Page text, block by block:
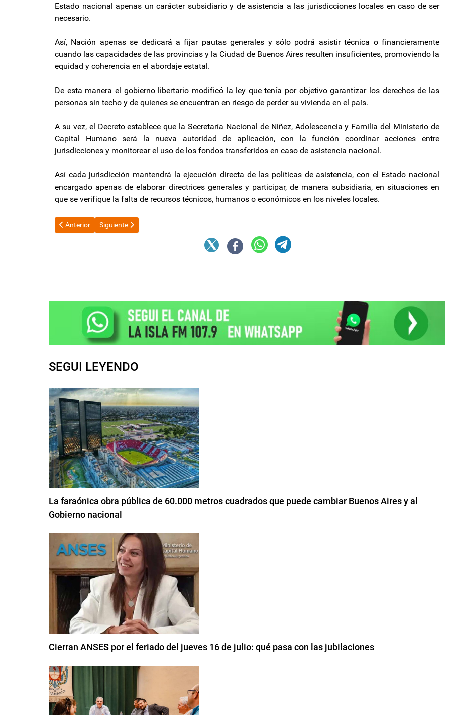
Estado nacional apenas un carácter subsidiario y de asistencia a las jurisdicciones locales en caso de ser
necesario.
Así, Nación apenas se dedicará a fijar pautas generales y sólo podrá asistir técnica o financieramente
cuando las capacidades de las provincias y la Ciudad de Buenos Aires resulten insuficientes, promoviendo la
equidad y coherencia en el abordaje estatal.
De esta manera el gobierno libertario modificó la ley que tenía por objetivo garantizar los derechos de las
personas sin techo y de quienes se encuentran en riesgo de perder su vivienda en el país.
A su vez, el Decreto establece que la Secretaría Nacional de Niñez, Adolescencia y Familia del Ministerio de
Capital Humano será la nueva autoridad de aplicación, con la función coordinar acciones entre
jurisdicciones y monitorear el uso de los fondos transferidos en caso de asistencia nacional.
Así cada jurisdicción mantendrá la ejecución directa de las políticas de asistencia, con el Estado nacional
encargado apenas de elaborar directrices generales y participar, de manera subsidiaria, en situaciones en
que se verifique la falta de recursos técnicos, humanos o económicos en los niveles locales.
Artículo anterior: Francos adelantó que el Ejecutivo vetará modificaciones en el régimen previsional
Anterior Artículo siguiente: Polémica: Javier Milei utilizó la imagen de un niño autista para atacar a Cristina Fernández de
Siguiente
SEGUI LEYENDO
La faraónica obra pública de 60.000 metros cuadrados que puede cambiar Buenos Aires y al
Gobierno nacional
Cierran ANSES por el feriado del jueves 16 de julio: qué pasa con las jubilaciones